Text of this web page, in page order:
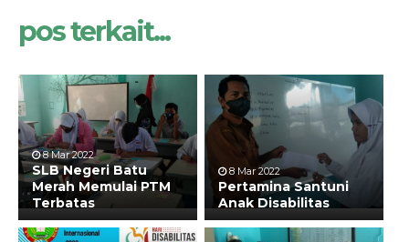
pos terkait...
8 Mar 2022
SLB Negeri Batu
Merah Memulai PTM
Terbatas
8 Mar 2022
Pertamina Santuni
Anak Disabilitas